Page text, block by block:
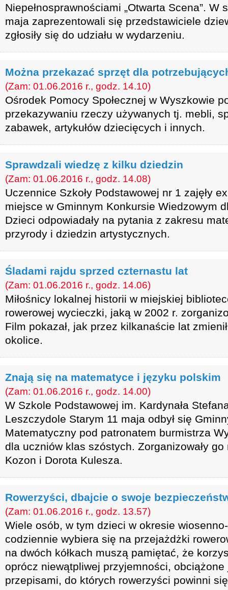
Niepełnosprawnościami „Otwarta Scena”. W
maja zaprezentowali się przedstawiciele
zgłosiły się do udziału w wydarzeniu.
Można przekazać sprzęt dla
(Zam: 01.06.2016 r., godz. 14.10)
Ośrodek Pomocy Społecznej w Wyszkowie
przekazywaniu rzeczy używanych tj. mebli,
zabawek, artykułów dziecięcych i innych.
Sprawdzali wiedzę z kilku dziedzin
(Zam: 01.06.2016 r., godz. 14.08)
Uczennice Szkoły Podstawowej nr 1 zajęły
miejsce w Gminnym Konkursie Wiedzowym
Dzieci odpowiadały na pytania z zakresu
przyrody i dziedzin artystycznych.
Śladami rajdu sprzed czternastu lat
(Zam: 01.06.2016 r., godz. 14.06)
Miłośnicy lokalnej historii w miejskiej
rowerowej wycieczki, jaką w 2002 r.
Film pokazał, jak przez kilkanaście lat
okolice.
Znają się na matematyce i języku polskim
(Zam: 01.06.2016 r., godz. 14.00)
W Szkole Podstawowej im. Kardynała
Leszczydole Starym 11 maja odbył się
Matematyczny pod patronatem burmistrza
dla uczniów klas szóstych. Zorganizowały
Kozon i Dorota Kulesza.
Rowerzyści, dbajcie o swoje
(Zam: 01.06.2016 r., godz. 13.57)
Wiele osób, w tym dzieci w okresie
codziennie wybiera się na przejażdżki
na dwóch kółkach muszą pamiętać, że
oprócz niewątpliwej przyjemności, obciążone
przepisami, do których rowerzyści powinni